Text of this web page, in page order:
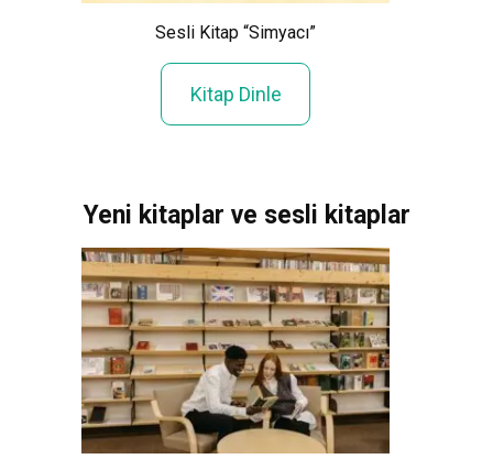
Sesli Kitap “Simyacı”
Kitap Dinle
Yeni kitaplar ve sesli kitaplar